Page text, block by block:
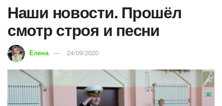
Наши новости. Прошёл
смотр строя и песни
Елена 24/09/2020